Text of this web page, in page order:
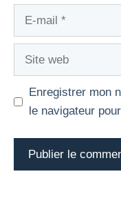
Site
Enregistrer mon
le navigateur